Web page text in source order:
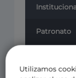
Patronato
Utilizamos